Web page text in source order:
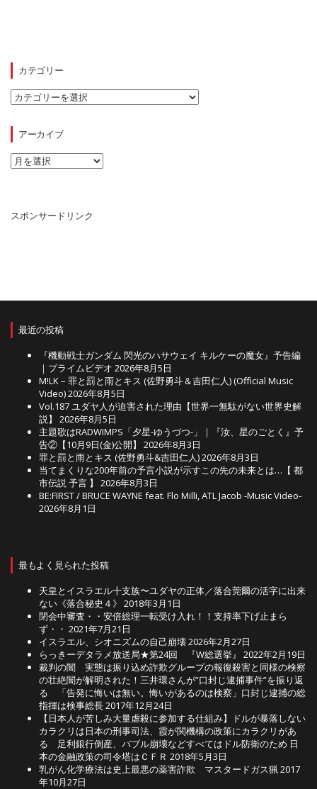
カテゴリー
カ
テ
ー
アーカイブ
ア
ー
スポンサードリンク
最近の投稿
『機動戦士ガンダム 閃光のハサウェイ キルケーの魔女』予告編
｜プライムビデオ 2026年8月5日
M!LK – 罪と罰と雨とキス (佐野勇斗＆吉田仁人) (Official Music
Video)2026年8月5日
Vol.187 ユダヤ人が迫害された理由【世界一無駄がない世界史解
説】
2026年8月5日
主題歌はRADWIMPS「夕星-ゆうづつ-」｜『汝、星のごとく』予
告②【10月9日(金)公開】
2026年8月3日
罪と罰と雨とキス (佐野勇斗&吉田仁人)2026年8月3日
当てまくりな200年前の予言小説が示すこの先の未来とは…【 都
市伝説 予言 】
2026年8月3日
BE:FIRST / BRUCE WAYNE feat. Flo Milli, ATL Jacob -Music Video-
2026年8月1日
最もよく見られた投稿
天皇とイスラエル十支族〜ユダヤの正体／落合莞爾の活字に出来
ない《落合秘史４》 2018年3月1日
閉会中審査・・安倍総理一転受け入れ！！支持率下げ止まら
ず・・ 2021年7月21日
イスラエル、シオニズムの自己崩壊2026年2月27日
らっきーデタラメ放送局★第24回 『W総選挙』
2022年2月19日
裁判の闇 実態は振り込め詐欺グループの報復殺害と同様の検察
の壮絶闇が解明された！三井環さんが”口封じ逮捕事件”を振り返
る 「告発に悔いは無い。悔いがあるのは検察」口封じ逮捕の総
指揮は検事総長2017年12月24日
【日本人が苦しみ大量虐殺に参加する仕組み】ドルが暴落しない
カラクリは日本の刑事司法、霞が関機構の政策にカラクリがあ
る 足利銀行倒産、バブル崩壊などすべてはドル防衛のため 日
本の金融政策の司令塔はＣＦＲ 2018年5月3日
乳がん化学療法は史上最悪の薬害詐欺 マスタードガス猟 2017
年10月27日